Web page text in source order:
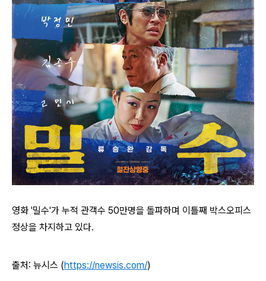
영화 '밀수'가 누적 관객수 50만명을 돌파하며 이틀째 박스오피스
정상을 차지하고 있다.
출처: 뉴시스 (https://newsis.com/)